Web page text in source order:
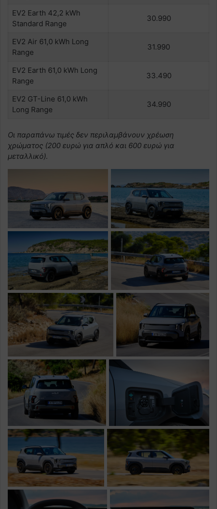
EV2 Earth 42,2 kWh
Standard Range
30.990
EV2 Air 61,0 kWh Long
Range
31.990
EV2 Earth 61,0 kWh Long
Range
33.490
EV2 GT-Line 61,0 kWh
Long Range
34.990
Οι παραπάνω τιμές δεν περιλαμβάνουν χρέωση
χρώματος (200 ευρώ για απλό και 600 ευρώ για
μεταλλικό).